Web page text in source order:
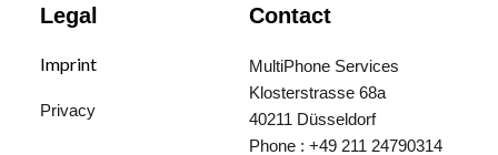
Legal
Imprint
Privacy
Contact
MultiPhone Services
Klosterstrasse 68a
40211 Düsseldorf
Phone : +49 211 24790314